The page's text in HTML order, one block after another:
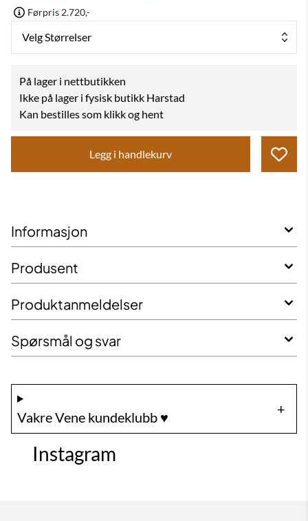
Førpris 2.720,-
Velg Størrelser
På lager i nettbutikken
Ikke på lager i fysisk butikk Harstad
Kan bestilles som klikk og hent
Legg i handlekurv
Informasjon
Produsent
Produktanmeldelser
Spørsmål og svar
Vakre Vene kundeklubb ♥️
Instagram